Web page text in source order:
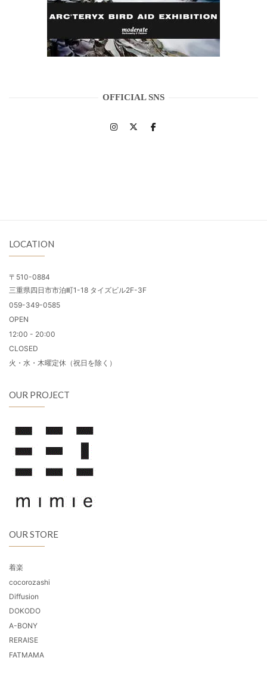
OFFICIAL SNS
LOCATION
〒510-0884
三重県四日市市泊町1-18 タイズビル2F-3F
059-349-0585
OPEN
12:00 - 20:00
CLOSED
火・水・木曜定休（祝日を除く）
OUR PROJECT
OUR STORE
着楽
cocorozashi
Diffusion
DOKODO
A-BONY
RERAISE
FATMAMA